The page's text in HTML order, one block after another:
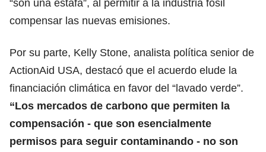
“son una estafa”, al permitir a la industria fósil
compensar las nuevas emisiones.
Por su parte, Kelly Stone, analista política senior de
ActionAid USA, destacó que el acuerdo elude la
financiación climática en favor del “lavado verde”.
“Los mercados de carbono que permiten la
compensación - que son esencialmente
permisos para seguir contaminando - no son